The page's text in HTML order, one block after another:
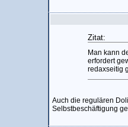
Zitat:
Man kann
erfordert
redaxseitig
Auch die regulären
Selbstbeschäftigung